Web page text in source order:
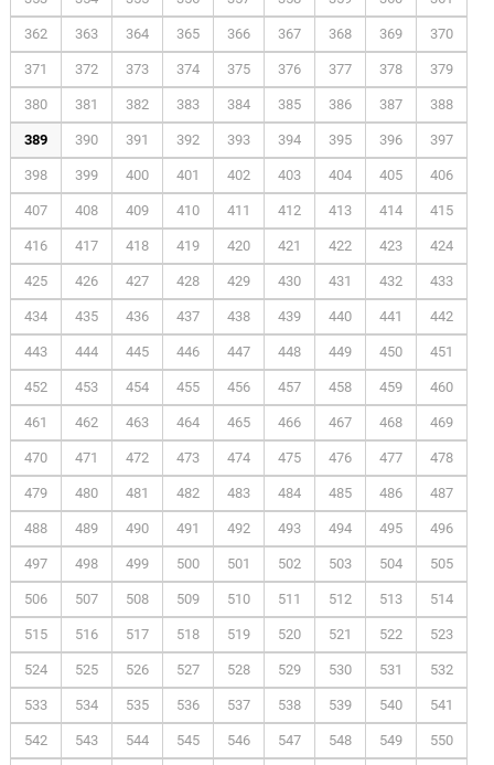
362 363 364 365 366 367 368 369 370
371 372 373 374 375 376 377 378 379
380 381 382 383 384 385 386 387 388
389 390 391 392 393 394 395 396 397
398 399 400 401 402 403 404 405 406
407 408 409 410 411 412 413 414 415
416 417 418 419 420 421 422 423 424
425 426 427 428 429 430 431 432 433
434 435 436 437 438 439 440 441 442
443 444 445 446 447 448 449 450 451
452 453 454 455 456 457 458 459 460
461 462 463 464 465 466 467 468 469
470 471 472 473 474 475 476 477 478
479 480 481 482 483 484 485 486 487
488 489 490 491 492 493 494 495 496
497 498 499 500 501 502 503 504 505
506 507 508 509 510 511 512 513 514
515 516 517 518 519 520 521 522 523
524 525 526 527 528 529 530 531 532
533 534 535 536 537 538 539 540 541
542 543 544 545 546 547 548 549 550